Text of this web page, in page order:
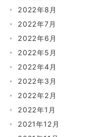
2022年8月
2022年7月
2022年6月
2022年5月
2022年4月
2022年3月
2022年2月
2022年1月
2021年12月